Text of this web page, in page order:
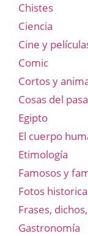
Chistes
Ciencia
Cine y
Comic
Cortos y
Cosas del
Egipto
El cuerpo
Etimología
Famosos y
Fotos
Frases,
Gastronomía